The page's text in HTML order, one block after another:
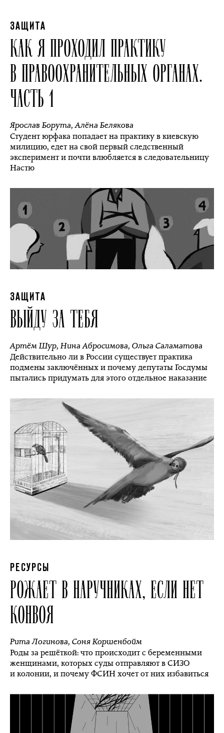
ЗАЩИТА
КАК Я ПРОХОДИЛ ПРАКТИКУ
В ПРАВООХРАНИТЕЛЬНЫХ ОРГАНАХ.
ЧАСТЬ 1
Ярослав Борута,Алёна Белякова
Студент юрфака попадает на практику в киевскую
милицию, едет на свой первый следственный
эксперимент и почти влюбляется в следовательницу
Настю
ЗАЩИТА
ВЫЙДУ ЗА ТЕБЯ
Артём Шур,Нина Абросимова, Ольга Саламатова
Действительно ли в России существует практика
подмены заключённых и почему депутаты Госдумы
пытались придумать для этого отдельное наказание
РЕСУРСЫ
РОЖАЕТ В НАРУЧНИКАХ, ЕСЛИ НЕТ
КОНВОЯ
Рита Логинова, Соня Коршенбойм
Роды за решёткой: что происходит с беременными
женщинами, которых суды отправляют в СИЗО
и колонии, и почему ФСИН хочет от них избавиться